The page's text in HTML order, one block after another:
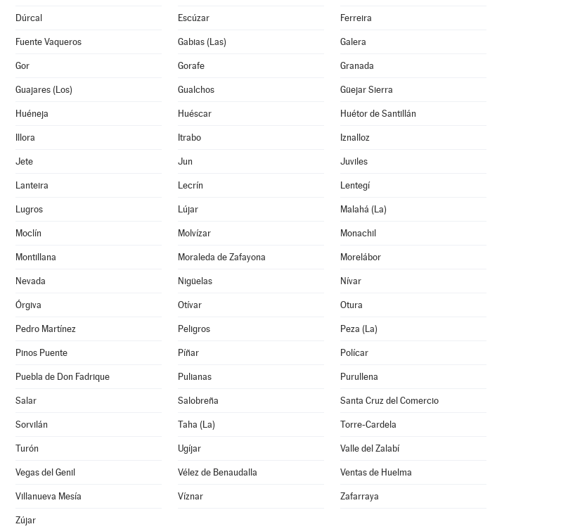
Dúrcal Escúzar Ferreira
Fuente Vaqueros Gabias (Las) Galera
Gor Gorafe Granada
Guajares (Los) Gualchos Güejar Sierra
Huéneja Huéscar Huétor de Santillán
Illora Itrabo Iznalloz
Jete Jun Juviles
Lanteira Lecrín Lentegí
Lugros Lújar Malahá (La)
Moclín Molvízar Monachil
Montillana Moraleda de Zafayona Morelábor
Nevada Nigüelas Nívar
Órgiva Otívar Otura
Pedro Martínez Peligros Peza (La)
Pinos Puente Píñar Polícar
Puebla de Don Fadrique Pulianas Purullena
Salar Salobreña Santa Cruz del Comercio
Sorvilán Taha (La) Torre-Cardela
Turón Ugíjar Valle del Zalabí
Vegas del Genil Vélez de Benaudalla Ventas de Huelma
Villanueva Mesía Víznar Zafarraya
Zújar